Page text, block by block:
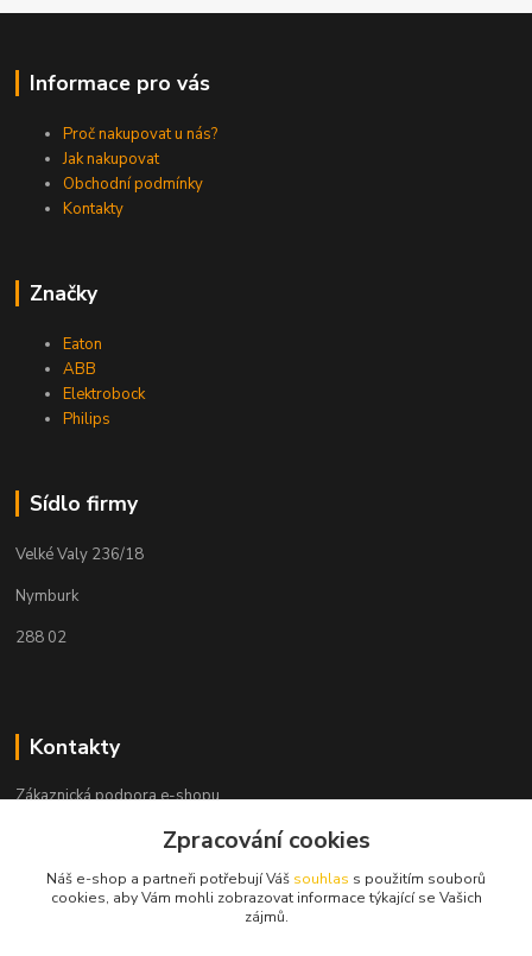
Informace pro vás
Proč nakupovat u nás?
Jak nakupovat
Obchodní podmínky
Kontakty
Značky
Eaton
ABB
Elektrobock
Philips
Sídlo firmy
Velké Valy 236/18
Nymburk
288 02
Kontakty
Zákaznická podpora e-shopu
info@elektronymburk.cz
Zpracování cookies
Náš e-shop a partneři potřebují Váš souhlas s použitím souborů
cookies, aby Vám mohli zobrazovat informace týkající se Vašich
zájmů.